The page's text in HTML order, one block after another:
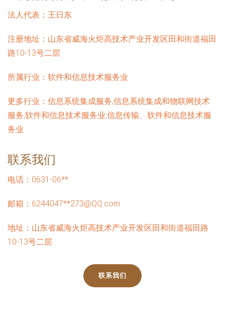
法人代表： 王日东
注册地址： 山东省威海火炬高技术产业开发区田和街道福田
路10-13号二层
所属行业： 软件和信息技术服务业
更多行业： 信息系统集成服务,信息系统集成和物联网技术
服务,软件和信息技术服务业,信息传输、软件和信息技术服
务业
联系我们
电话：0631-06**
邮箱：6244047**273@QQ.com
地址：山东省威海火炬高技术产业开发区田和街道福田路
10-13号二层
联系我们